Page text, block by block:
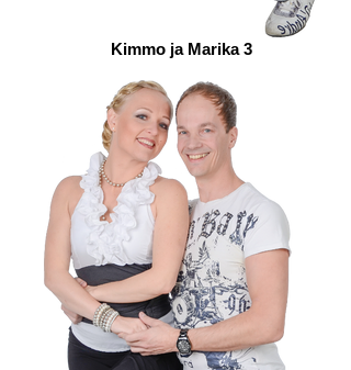
Kimmo ja Marika 3